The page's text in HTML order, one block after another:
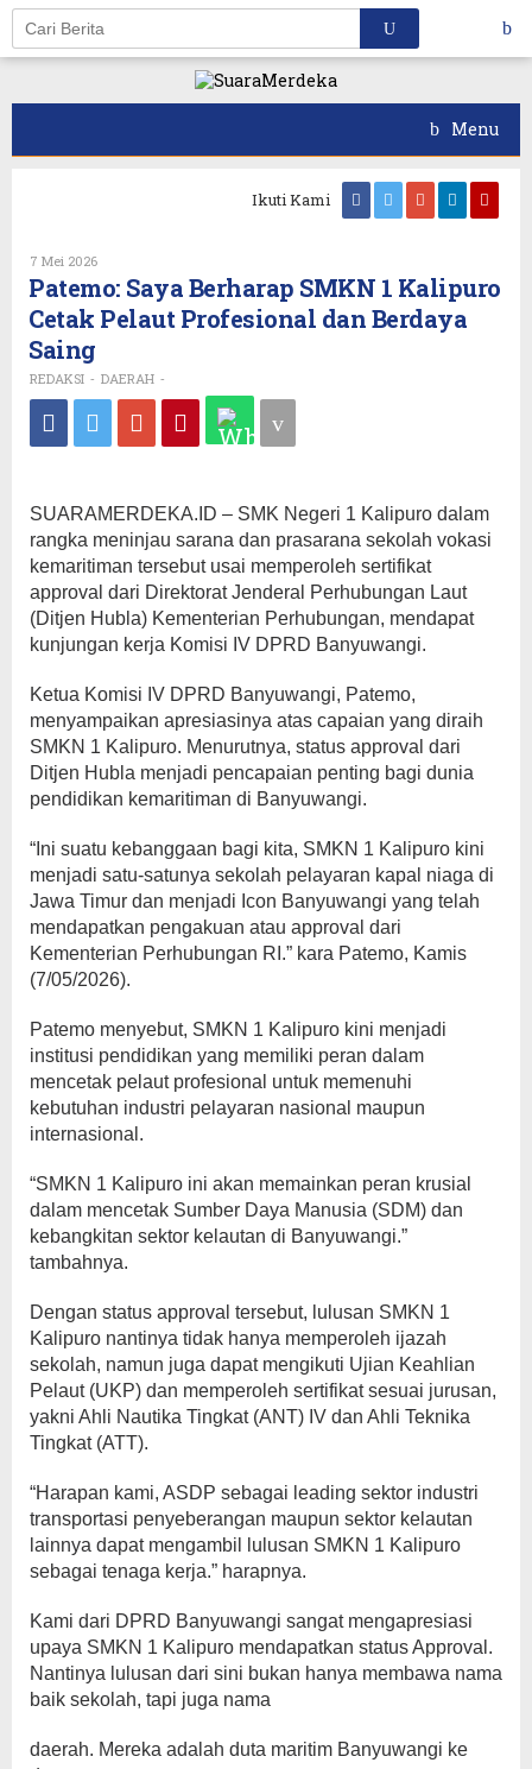
Skip
content
Menu
Ikuti Kami
7 Mei 2026Oleh
REDAKSI
Patemo: Saya Berharap SMKN 1 Kalipuro
Cetak Pelaut Profesional dan Berdaya
Saing
REDAKSI - DAERAH -
SUARAMERDEKA.ID – SMK Negeri 1 Kalipuro dalam
rangka meninjau sarana dan prasarana sekolah vokasi
kemaritiman tersebut usai memperoleh sertifikat
approval dari Direktorat Jenderal Perhubungan Laut
(Ditjen Hubla) Kementerian Perhubungan, mendapat
kunjungan kerja Komisi IV DPRD Banyuwangi.
Ketua Komisi IV DPRD Banyuwangi, Patemo,
menyampaikan apresiasinya atas capaian yang diraih
SMKN 1 Kalipuro. Menurutnya, status approval dari
Ditjen Hubla menjadi pencapaian penting bagi dunia
pendidikan kemaritiman di Banyuwangi.
“Ini suatu kebanggaan bagi kita, SMKN 1 Kalipuro kini
menjadi satu-satunya sekolah pelayaran kapal niaga di
Jawa Timur dan menjadi Icon Banyuwangi yang telah
mendapatkan pengakuan atau approval dari
Kementerian Perhubungan RI.” kara Patemo, Kamis
(7/05/2026).
Patemo menyebut, SMKN 1 Kalipuro kini menjadi
institusi pendidikan yang memiliki peran dalam
mencetak pelaut profesional untuk memenuhi
kebutuhan industri pelayaran nasional maupun
internasional.
“SMKN 1 Kalipuro ini akan memainkan peran krusial
dalam mencetak Sumber Daya Manusia (SDM) dan
kebangkitan sektor kelautan di Banyuwangi.”
tambahnya.
Dengan status approval tersebut, lulusan SMKN 1
Kalipuro nantinya tidak hanya memperoleh ijazah
sekolah, namun juga dapat mengikuti Ujian Keahlian
Pelaut (UKP) dan memperoleh sertifikat sesuai jurusan,
yakni Ahli Nautika Tingkat (ANT) IV dan Ahli Teknika
Tingkat (ATT).
“Harapan kami, ASDP sebagai leading sektor industri
transportasi penyeberangan maupun sektor kelautan
lainnya dapat mengambil lulusan SMKN 1 Kalipuro
sebagai tenaga kerja.” harapnya.
Kami dari DPRD Banyuwangi sangat mengapresiasi
upaya SMKN 1 Kalipuro mendapatkan status Approval.
Nantinya lulusan dari sini bukan hanya membawa nama
baik sekolah, tapi juga nama
daerah. Mereka adalah duta maritim Banyuwangi ke